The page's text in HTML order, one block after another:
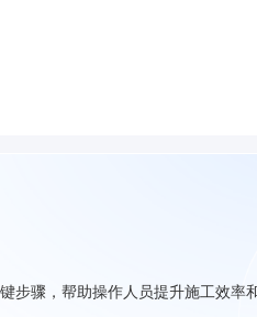
步骤，帮助操作人员提升施工效率